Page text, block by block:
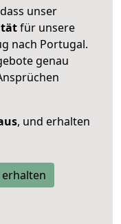
unser
für unsere
nach Portugal.
genau
, und erhalten